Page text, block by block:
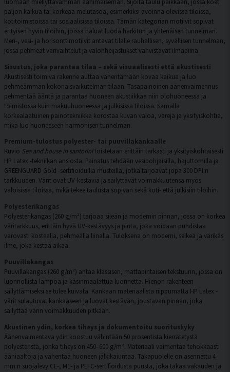
paljon kaikua tai korkeaa melutasoa, esimerkiksi avoinna olevissa tiloissa,
kotitoimistoissa tai sosiaalisissa tiloissa. Tämän kategorian motiivit sopivat
erityisen hyvin tiloihin, joissa haluat luoda harkitun ja yhtenäisen tunnelman.
Meri-, vesi- ja horisonttimotiivit antavat tilalle rauhallisen, syvällisen tunnelman,
jossa pehmeät värivaihtelut ja valonheijastukset vahvistavat ilmapiiriä.
Sisustus, joka parantaa tilaa – sekä visuaalisesti että akustisesti
Akustisesti toimiva rakenne auttaa vähentämään kovaa kaikua ja luo
pehmeämmän kokonaisvaikutelman tilaan. Tasapainoinen äänenvaimennus
pehmentää ääntä ja parantaa huoneen akustiikkaa niin olohuoneessa ja
toimistossa kuin makuuhuoneessa ja julkisissa tiloissa. Samalla
korkealaatuinen painotekniikka korostaa kuvan valoa, värejä ja yksityiskohtia,
mikä luo huoneeseen harmonisen tunnelman.
Premium-tulostus polyester- tai puuvillakankaalle
Kuvio Sea and house in santorinitoistetaan erittäin tarkasti ja yksityiskohtaisesti
HP Latex -tekniikan ansiosta. Painatus tehdään vesipohjaisilla, hajuttomilla ja
GREENGUARD Gold -sertifioiduilla musteilla, jotka tarjoavat jopa 300 DPI:n
tarkkuuden. Värit ovat UV-kestäviä ja säilyttävät voimakkuutensa myös
valoisissa tiloissa, mikä tekee taulusta sopivan sekä koti- että julkisiin tiloihin.
Polyesterikangas
Polyesterikangas (260 g/m²) tarjoaa sileän ja modernin pinnan, jossa on korkea
väritarkkuus, erittäin hyvä UV-kestävyys ja pinta, joka voidaan puhdistaa
varovasti kostealla, pehmeällä liinalla. Tuloksena on moderni, selkeä ja värikäs
ilme, joka kestää aikaa.
Puuvillakangas
Puuvillakangas (260 g/m²) antaa klassisen, mattapintaisen tekstuurin, jossa on
luonnollista lämpöä ja käsinmaalattua luonnetta. Hienon rakenteen
säilyttämiseksi se tulee kuivata. Kankaan materiaalista riippumatta HP Latex -
värit sulautuvat kankaaseen ja luovat kestävän, joustavan pinnan, joka
säilyttää värin voimakkuuden pitkään.
Akustinen ydin, korkea tiheys ja dokumentoitu suorituskyky
Äänenvaimentava ydin koostuu vähintään 50 prosentista kierrätetystä
polyesteristä, jonka tiheys on 450–600 g/m². Materiaali vaimentaa tehokkaasti
ääniaaltoja ja vähentää huoneen jälkikaiuntaa. Takapuolelle on asennettu 4
mm:n suojalevy CE-, M1- ja PEFC-sertifioidusta puusta, joka takaa vakauden ja